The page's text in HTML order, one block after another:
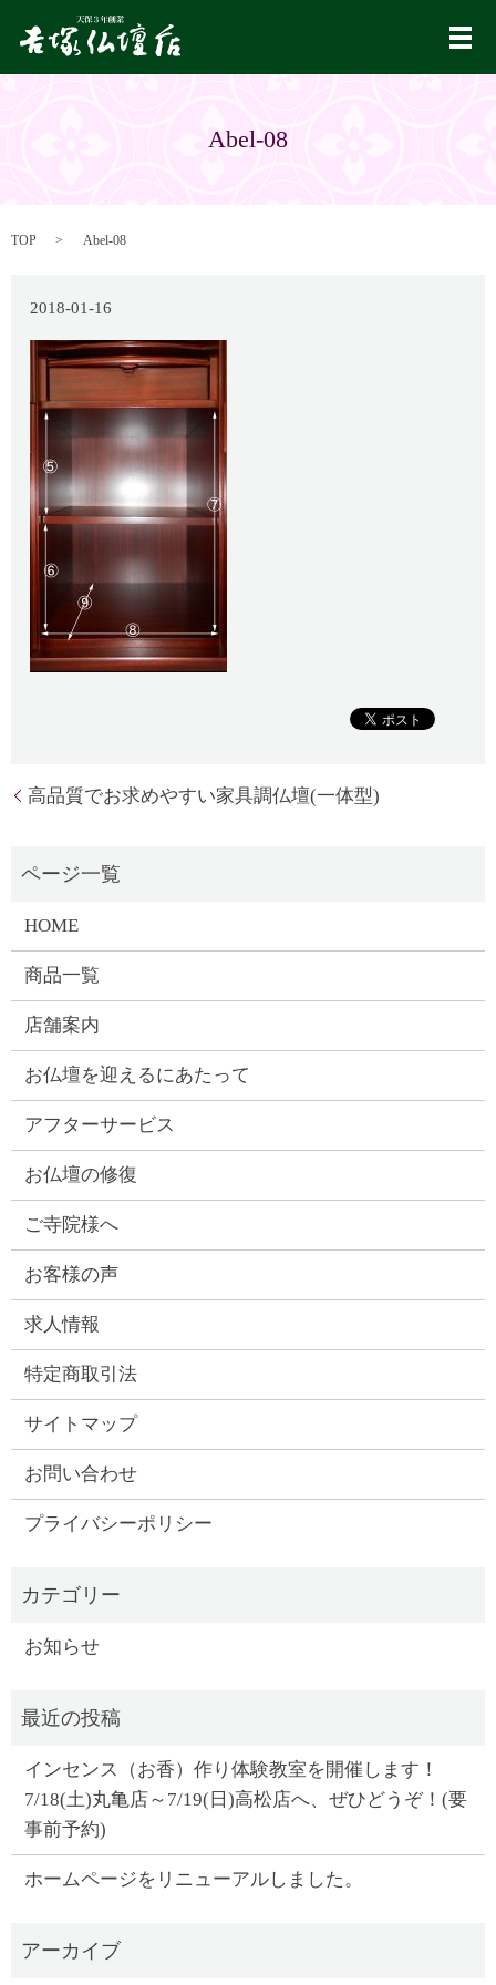
メ
Abel-08
TOP Abel-08
2018-01-16
高品質でお求めやすい家具調仏壇(一体型)
HOME
商品一覧
店舗案内
お仏壇を迎えるにあたって
アフターサービス
お仏壇の修復
ご寺院様へ
お客様の声
求人情報
特定商取引法
サイトマップ
お問い合わせ
プライバシーポリシー
お知らせ
インセンス（お香）作り体験教室を開催します！
7/18(土)丸亀店～7/19(日)高松店へ、ぜひどうぞ！(要
事前予約)
ホームページをリニューアルしました。